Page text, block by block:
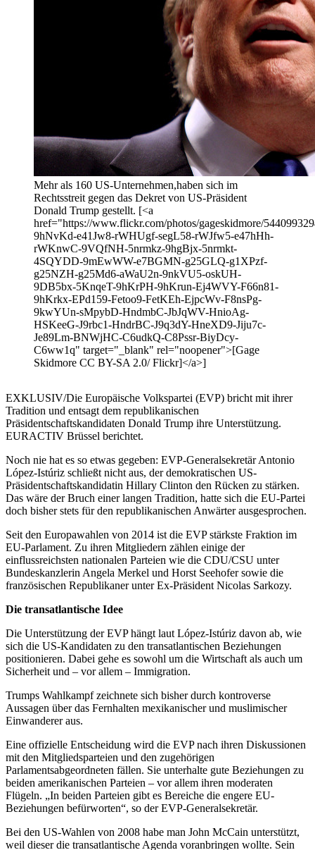
Mehr als 160 US-Unternehmen,haben sich im
Rechtsstreit gegen das Dekret von US-Präsident
Donald Trump gestellt. [<a
href="https://www.flickr.com/photos/gageskidmore/
9hNvKd-e41Jw8-rWHUgf-segL58-rWJfw5-e47hHh-
rWKnwC-9VQfNH-5nrmkz-9hgBjx-5nrmkt-
4SQYDD-9mEwWW-e7BGMN-g25GLQ-g1XPzf-
g25NZH-g25Md6-aWaU2n-9nkVU5-oskUH-
9DB5bx-5KnqeT-9hKrPH-9hKrun-Ej4WVY-F66n81-
9hKrkx-EPd159-Fetoo9-FetKEh-EjpcWv-F8nsPg-
9kwYUn-sMpybD-HndmbC-JbJqWV-HnioAg-
HSKeeG-J9rbc1-HndrBC-J9q3dY-HneXD9-Jiju7c-
Je89Lm-BNWjHC-C6udkQ-C8Pssr-BiyDcy-
C6ww1q" target="_blank" rel="noopener">[Gage
Skidmore CC BY-SA 2.0/ Flickr]</a>]
EXKLUSIV/Die Europäische Volkspartei (EVP) bricht mit ihrer
Tradition und entsagt dem republikanischen
Präsidentschaftskandidaten Donald Trump ihre Unterstützung.
EURACTIV Brüssel berichtet.
Noch nie hat es so etwas gegeben: EVP-Generalsekretär Antonio
López-Istúriz schließt nicht aus, der demokratischen US-
Präsidentschaftskandidatin Hillary Clinton den Rücken zu stärken.
Das wäre der Bruch einer langen Tradition, hatte sich die EU-Partei
doch bisher stets für den republikanischen Anwärter ausgesprochen.
Seit den Europawahlen von 2014 ist die EVP stärkste Fraktion im
EU-Parlament. Zu ihren Mitgliedern zählen einige der
einflussreichsten nationalen Parteien wie die CDU/CSU unter
Bundeskanzlerin Angela Merkel und Horst Seehofer sowie die
französischen Republikaner unter Ex-Präsident Nicolas Sarkozy.
Die transatlantische Idee
Die Unterstützung der EVP hängt laut López-Istúriz davon ab, wie
sich die US-Kandidaten zu den transatlantischen Beziehungen
positionieren. Dabei gehe es sowohl um die Wirtschaft als auch um
Sicherheit und – vor allem – Immigration.
Trumps Wahlkampf zeichnete sich bisher durch kontroverse
Aussagen über das Fernhalten mexikanischer und muslimischer
Einwanderer aus.
Eine offizielle Entscheidung wird die EVP nach ihren Diskussionen
mit den Mitgliedsparteien und den zugehörigen
Parlamentsabgeordneten fällen. Sie unterhalte gute Beziehungen zu
beiden amerikanischen Parteien – vor allem ihren moderaten
Flügeln. „In beiden Parteien gibt es Bereiche die engere EU-
Beziehungen befürworten“, so der EVP-Generalsekretär.
Bei den US-Wahlen von 2008 habe man John McCain unterstützt,
weil dieser die transatlantische Agenda voranbringen wollte. Sein